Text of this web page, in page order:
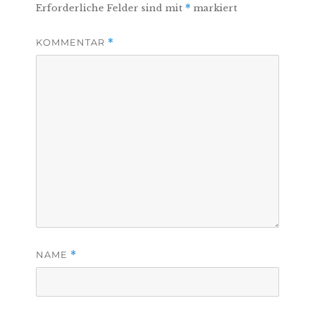
Erforderliche Felder sind mit * markiert
KOMMENTAR *
NAME *